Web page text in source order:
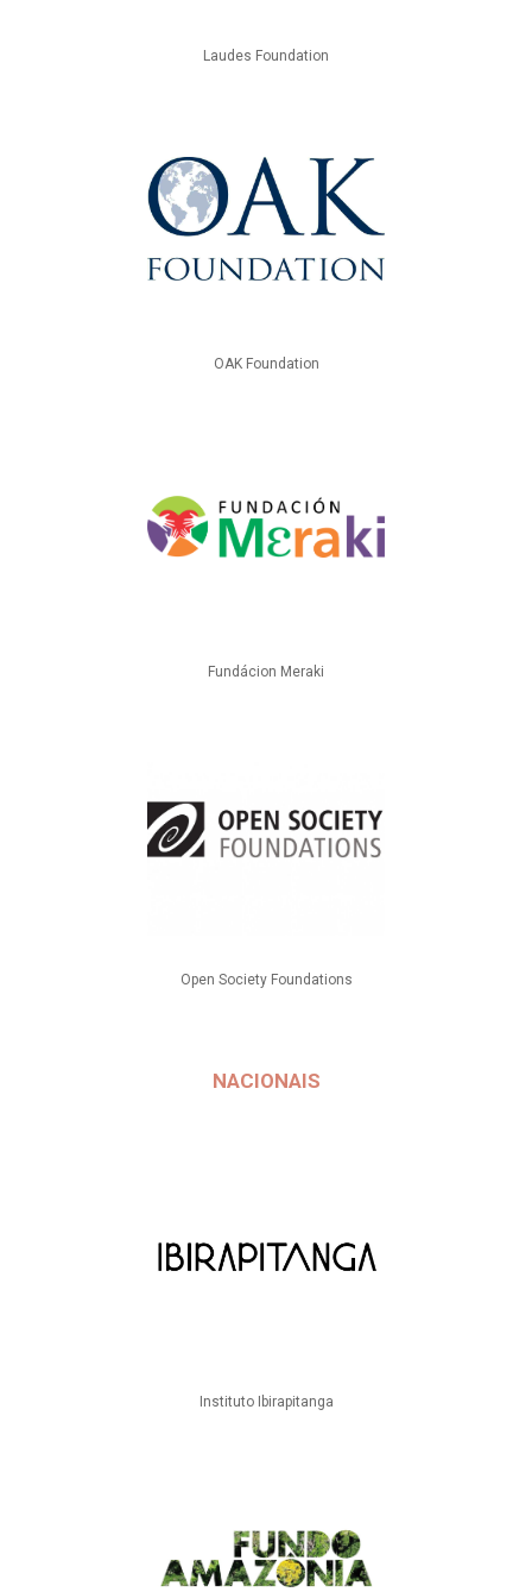
Laudes Foundation
OAK Foundation
Fundácion Meraki
Open Society Foundations
NACIONAIS
Instituto Ibirapitanga